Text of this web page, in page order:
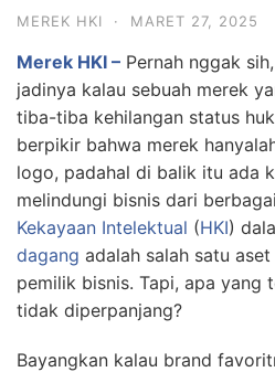
MEREK HKI · MARET 27, 2025
Merek HKI – Pernah nggak
jadinya kalau sebuah merek
tiba-tiba kehilangan status
berpikir bahwa merek
logo, padahal di balik itu ada
melindungi bisnis dari
Kekayaan Intelektual (HKI)
dagang adalah salah satu
pemilik bisnis. Tapi, apa yang
tidak diperpanjang?
Bayangkan kalau brand